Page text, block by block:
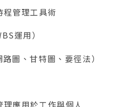
程管理工具術
運用）
圖、甘特圖、要徑法）